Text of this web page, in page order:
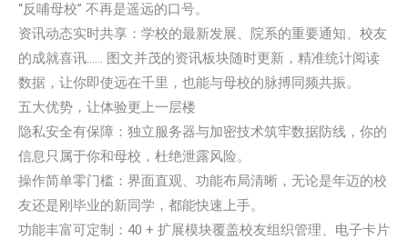
“反哺母校” 不再是遥远的口号。
资讯动态实时共享：学校的最新发展、院系的重要通知、校友
的成就喜讯…… 图文并茂的资讯板块随时更新，精准统计阅读
数据，让你即使远在千里，也能与母校的脉搏同频共振。
五大优势，让体验更上一层楼
隐私安全有保障：独立服务器与加密技术筑牢数据防线，你的
信息只属于你和母校，杜绝泄露风险。
操作简单零门槛：界面直观、功能布局清晰，无论是年迈的校
友还是刚毕业的新同学，都能快速上手。
功能丰富可定制：40 + 扩展模块覆盖校友组织管理、电子卡片